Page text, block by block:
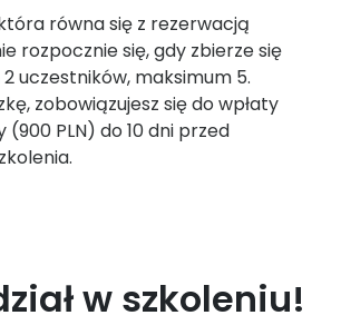
równa się z rezerwacją
rozpocznie się, gdy zbierze się
uczestników, maksimum 5.
zobowiązujesz się do wpłaty
(900 PLN) do 10 dni przed
w szkoleniu!